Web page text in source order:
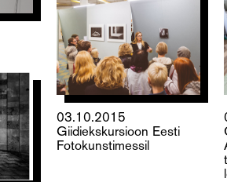
03.10.2015
Giidiekskursioon Eesti
Fotokunstimessil